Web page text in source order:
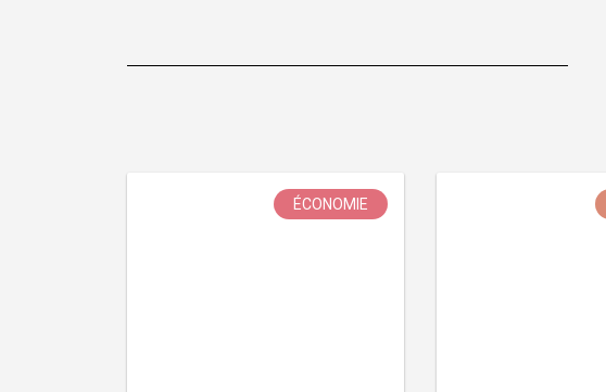
ÉCONOMIE